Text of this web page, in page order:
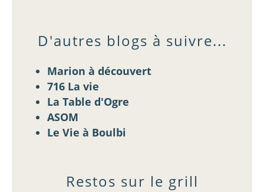
Restos sur le grill
D'autres blogs à suivre...
Marion à découvert
716 La vie
La Table d'Ogre
ASOM
Le Vie à Boulbi